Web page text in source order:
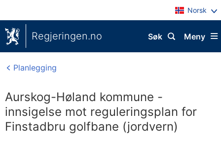
Norsk
Regjeringen.no Meny
Søk
Planlegging
Aurskog-Høland kommune -
innsigelse mot reguleringsplan for
Finstadbru golfbane (jordvern)